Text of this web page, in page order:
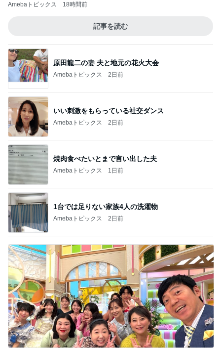
Amebaトピックス 18時間前
記事を読む
原田龍二の妻 夫と地元の花火大会
Amebaトピックス 2日前
いい刺激をもらっている社交ダンス
Amebaトピックス 2日前
焼肉食べたいとまで言い出した夫
Amebaトピックス 1日前
1台では足りない家族4人の洗濯物
Amebaトピックス 2日前